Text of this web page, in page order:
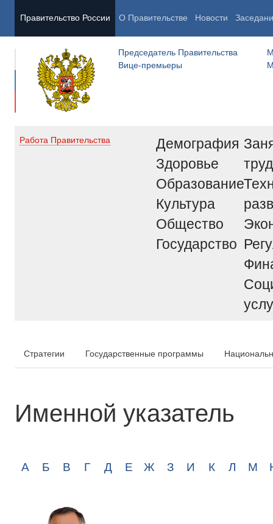
Правительство России О Правительстве Новости
Председатель Правительства
Вице-премьеры
Работа Правительства
Демография
Здоровье
Образование
Культура
Общество
Государство
труд
Стратегии Государственные программы
Именной указатель
А Б В Г Д Е Ж З И К Л М